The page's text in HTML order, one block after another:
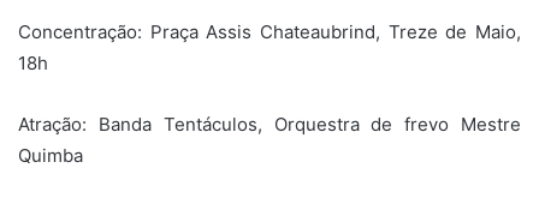
Concentração: Praça Assis Chateaubrind, Treze de Maio,
18h
Atração: Banda Tentáculos, Orquestra de frevo Mestre
Quimba